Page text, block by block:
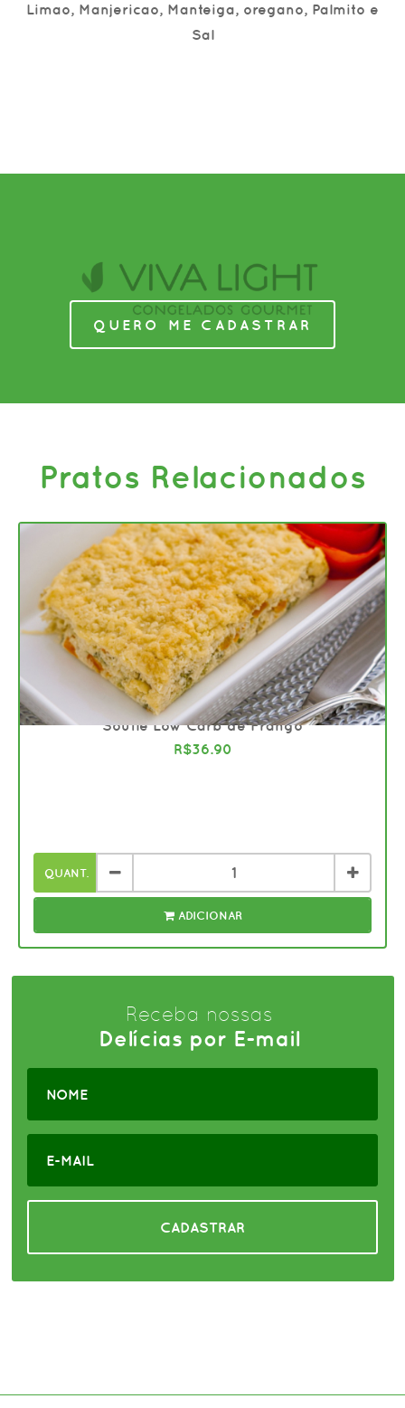
Limao, Manjericao, Manteiga, oregano, Palmito e
Sal
QUERO ME CADASTRAR
Pratos Relacionados
66
Souflê Low Carb de Frango
R$36.90
QUANT.
ADICIONAR
Receba nossas
Delícias por E-mail
CADASTRAR